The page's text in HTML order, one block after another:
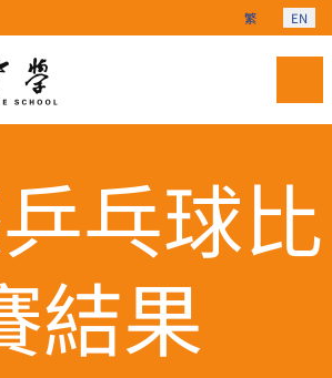
Select your
繁 EN
乓球比
結果